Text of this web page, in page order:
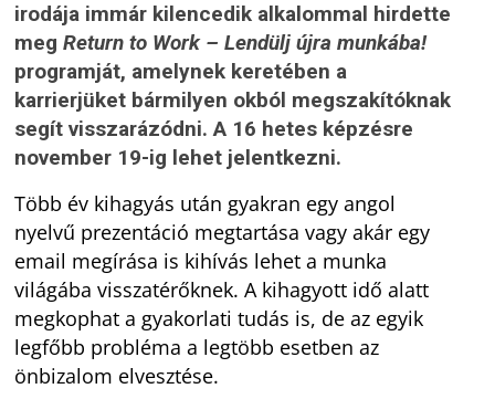
irodája immár kilencedik alkalommal hirdette
megReturn to Work – Lendülj újra munkába!
programját, amelynek keretében a
karrierjüket bármilyen okból megszakítóknak
segít visszarázódni. A 16 hetes képzésre
november 19-ig lehet jelentkezni.
Több év kihagyás után gyakran egy angol
nyelvű prezentáció megtartása vagy akár egy
email megírása is kihívás lehet a munka
világába visszatérőknek. A kihagyott idő alatt
megkophat a gyakorlati tudás is, de az egyik
legfőbb probléma a legtöbb esetben az
önbizalom elvesztése.